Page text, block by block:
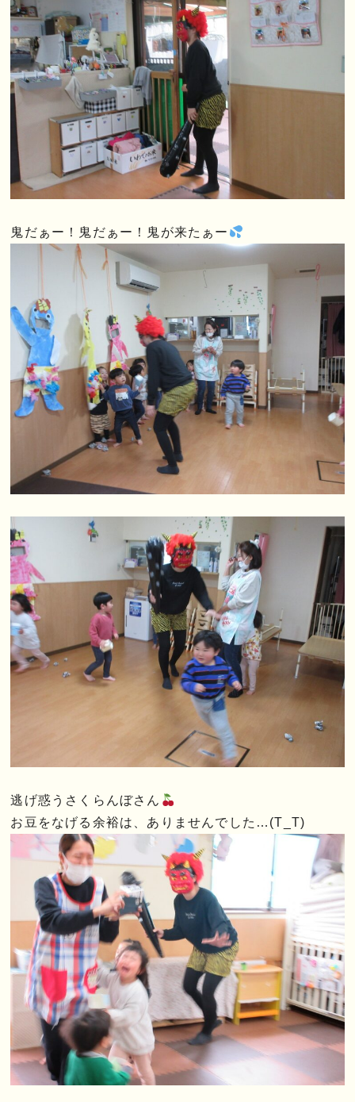
鬼だぁー！鬼だぁー！鬼が来たぁー
逃げ惑うさくらんぼさん
お豆をなげる余裕は、ありませんでした…(T_T)